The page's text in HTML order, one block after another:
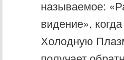
называемое:
видение»,
Холодную